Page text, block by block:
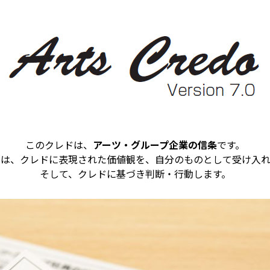
このクレドは、 アーツ・グループ企業の信条です。
、クレドに表現された価値観を、自分のものとして受け入
そして、クレドに基づき判断・行動します。